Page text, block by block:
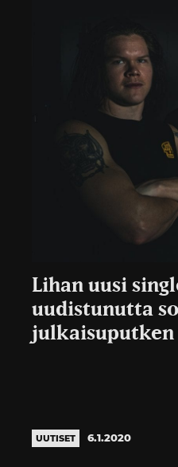
Lihan uusi
uudistunutta
UUTISET 6.1.2020